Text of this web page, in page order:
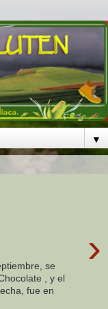
▼
›
se
, y el
fue en